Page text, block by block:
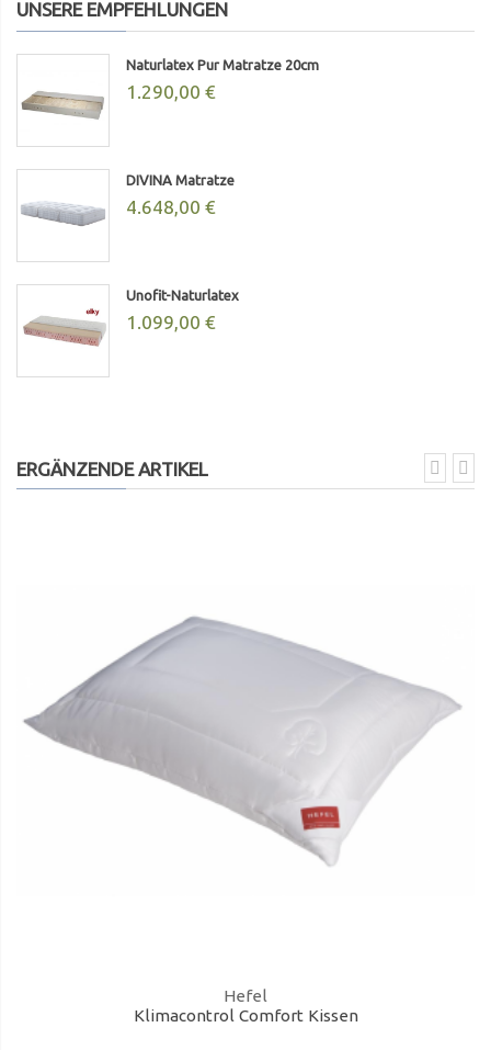
UNSERE EMPFEHLUNGEN
Naturlatex Pur Matratze 20cm
1.290,00 €
DIVINA Matratze
4.648,00 €
Unofit-Naturlatex
1.099,00 €
ERGÄNZENDE ARTIKEL
Hefel
Klimacontrol Comfort Kissen